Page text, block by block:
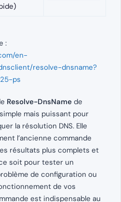
:
en-
resolve-dnsname?
ps
Resolve-DnsName de
mais puissant pour
la résolution DNS. Elle
l’ancienne commande
résultats plus complets et
soit pour tester un
de configuration ou
de vos
est indispensable au